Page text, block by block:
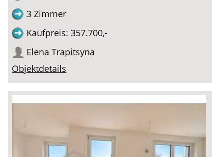
3 Zimmer
Kaufpreis: 357.700,-
Elena Trapitsyna
Objektdetails